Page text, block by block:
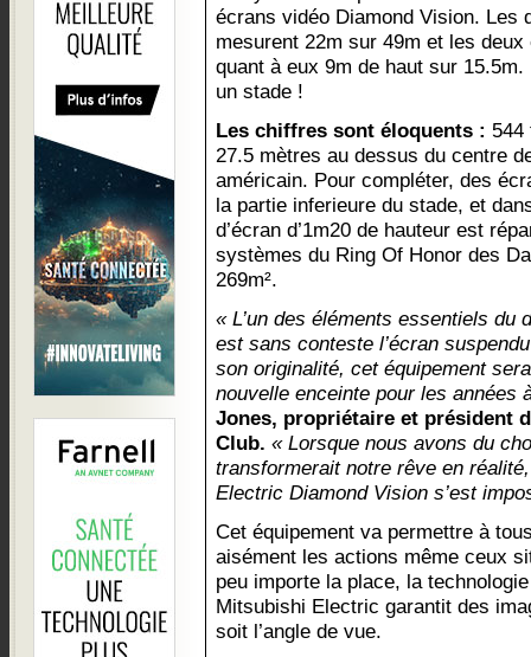
écrans vidéo Diamond Vision. Les
mesurent 22m sur 49m et les
quant à eux 9m de haut sur
un stade !
Les chiffres sont éloquents : 544
27.5 mètres au dessus du centre
américain. Pour compléter, des
la partie inferieure du stade, et
d’écran d’1m20 de hauteur est
systèmes du Ring Of Honor des
269m².
« L’un des éléments essentiels du
est sans conteste l’écran
son originalité, cet équipement
nouvelle enceinte pour les années
Jones, propriétaire et président
Club. « Lorsque nous avons du
transformerait notre rêve en
Electric Diamond Vision s’est
Cet équipement va permettre à
aisément les actions même ceux
peu importe la place, la
Mitsubishi Electric garantit des
soit l’angle de vue.